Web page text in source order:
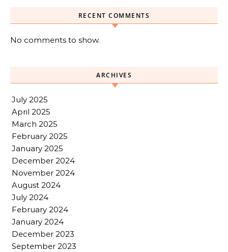
RECENT COMMENTS
No comments to show.
ARCHIVES
July 2025
April 2025
March 2025
February 2025
January 2025
December 2024
November 2024
August 2024
July 2024
February 2024
January 2024
December 2023
September 2023